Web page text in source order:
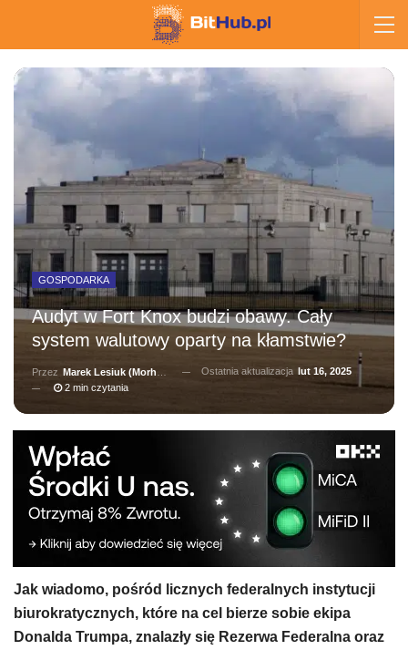
GOSPODARKA
Audyt w Fort Knox budzi obawy. Cały
system walutowy oparty na kłamstwie?
Przez Marek Lesiuk (Morhainn) Ostatnia aktualizacja lut 16, 2025
2 min czytania
Jak wiadomo, pośród licznych federalnych instytucji
biurokratycznych, które na cel bierze sobie ekipa
Donalda Trumpa, znalazły się Rezerwa Federalna oraz